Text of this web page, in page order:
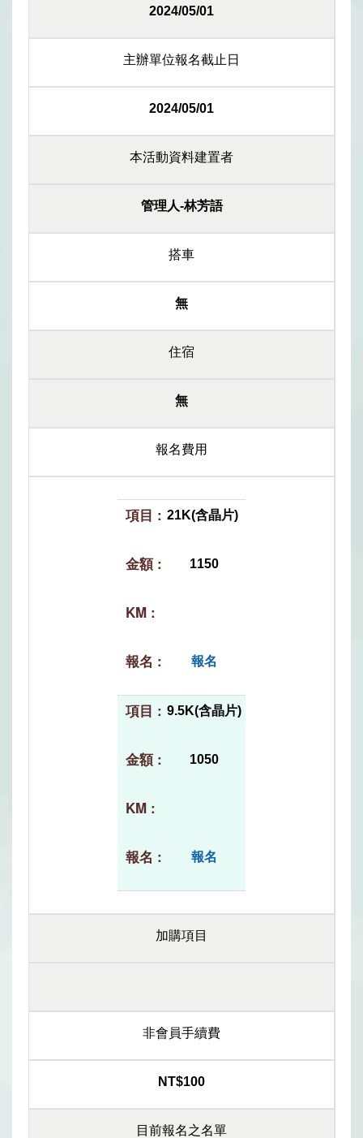
2024/05/01
主辦單位報名截止日
2024/05/01
本活動資料建置者
管理人-林芳語
搭車
無
住宿
無
報名費用
21K(含晶片)
1150
報名
9.5K(含晶片)
1050
報名
加購項目
非會員手續費
NT$100
目前報名之名單